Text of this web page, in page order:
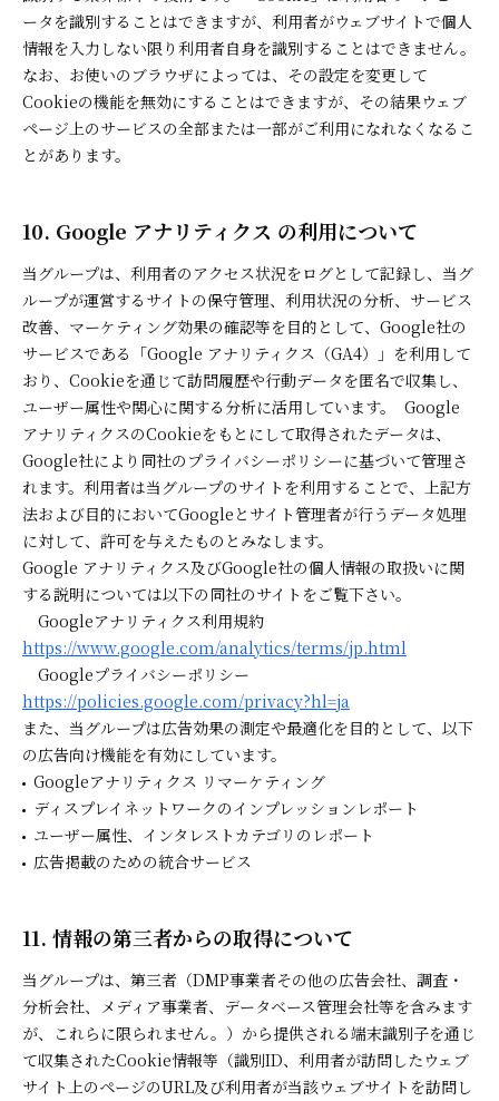
ータを識別することはできますが、利用者がウェブサイトで個人
情報を入力しない限り利用者自身を識別することはできません。
なお、お使いのブラウザによっては、その設定を変更して
Cookieの機能を無効にすることはできますが、その結果ウェブ
ページ上のサービスの全部または一部がご利用になれなくなるこ
とがあります。
10. Google アナリティクス の利用について
当グループは、利用者のアクセス状況をログとして記録し、当グ
ループが運営するサイトの保守管理、利用状況の分析、サービス
改善、マーケティング効果の確認等を目的として、Google社の
サービスである「Google アナリティクス（GA4）」を利用して
おり、Cookieを通じて訪問履歴や行動データを匿名で収集し、
ユーザー属性や関心に関する分析に活用しています。 Google
アナリティクスのCookieをもとにして取得されたデータは、
Google社により同社のプライバシーポリシーに基づいて管理さ
れます。利用者は当グループのサイトを利用することで、上記方
法および目的においてGoogleとサイト管理者が行うデータ処理
に対して、許可を与えたものとみなします。
Google アナリティクス及びGoogle社の個人情報の取扱いに関
する説明については以下の同社のサイトをご覧下さい。
Googleアナリティクス利用規約
https://www.google.com/analytics/terms/jp.html
Googleプライバシーポリシー
https://policies.google.com/privacy?hl=ja
また、当グループは広告効果の測定や最適化を目的として、以下
の広告向け機能を有効にしています。
Googleアナリティクス リマーケティング
ディスプレイネットワークのインプレッションレポート
ユーザー属性、インタレストカテゴリのレポート
広告掲載のための統合サービス
11. 情報の第三者からの取得について
当グループは、第三者（DMP事業者その他の広告会社、調査・
分析会社、メディア事業者、データベース管理会社等を含みます
が、これらに限られません。）から提供される端末識別子を通じ
て収集されたCookie情報等（識別ID、利用者が訪問したウェブ
サイト上のページのURL及び利用者が当該ウェブサイトを訪問し